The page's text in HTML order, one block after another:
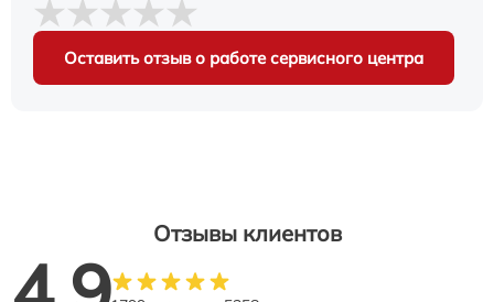
Оставить отзыв о работе сервисного центра
Отзывы клиентов